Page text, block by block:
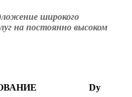
широкого
на постоянно высоком
Dy